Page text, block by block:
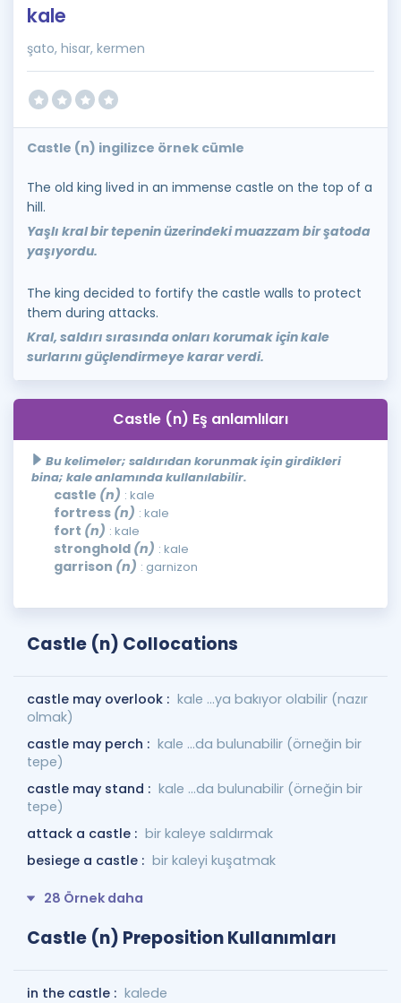
kale
şato, hisar, kermen
Castle (n) ingilizce örnek cümle
The old king lived in an immense castle on the top of a
hill.
Yaşlı kral bir tepenin üzerindeki muazzam bir şatoda
yaşıyordu.
The king decided to fortify the castle walls to protect
them during attacks.
Kral, saldırı sırasında onları korumak için kale
surlarını güçlendirmeye karar verdi.
Castle (n) Eş anlamlıları
Bu kelimeler; saldırıdan korunmak için girdikleri
bina; kale anlamında kullanılabilir.
castle (n) : kale
fortress (n) : kale
fort (n) : kale
stronghold (n) : kale
garrison (n) : garnizon
Castle (n) Collocations
castle may overlook : kale ...ya bakıyor olabilir (nazır
olmak)
castle may perch : kale ...da bulunabilir (örneğin bir
tepe)
castle may stand : kale ...da bulunabilir (örneğin bir
tepe)
attack a castle : bir kaleye saldırmak
besiege a castle : bir kaleyi kuşatmak
28 Örnek daha
Castle (n) Preposition Kullanımları
in the castle : kalede